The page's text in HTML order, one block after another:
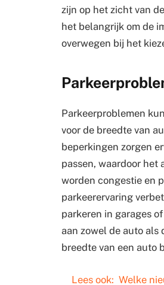
zijn op het zicht van
het belangrijk om de
overwegen bij het
Parkeerproblemen
voor de breedte van
beperkingen zorgen
passen, waardoor
worden congestie en
parkeerervaring
parkeren in garages
aan zowel de auto
breedte van een auto
Lees ook: Welke